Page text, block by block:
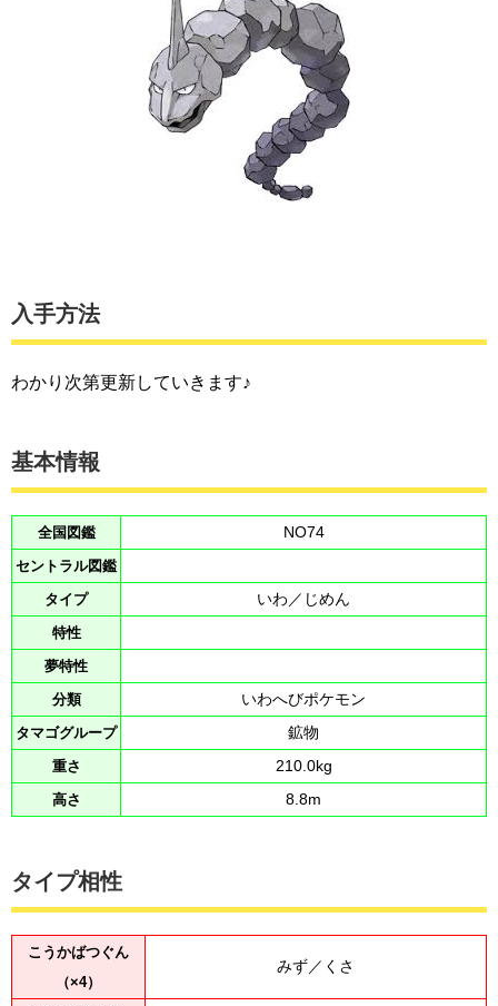
入手方法
わかり次第更新していきます♪
基本情報
全国図鑑
NO74
セントラル図鑑
タイプ
いわ／じめん
特性
夢特性
分類
いわへびポケモン
タマゴグループ
鉱物
重さ
210.0kg
高さ
8.8m
タイプ相性
こうかばつぐん
（×4）
みず／くさ